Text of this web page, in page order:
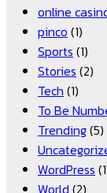
online
pinco (1)
Sports (1)
Stories (2)
Tech (1)
To Be
Trending(5)
WordPress
World (2)